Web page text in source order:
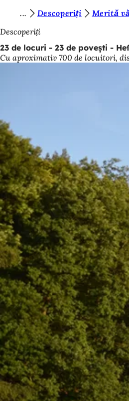
Salt la conținut
u
n
t
a
i
c
i
:
Descoperiți Merită
Descoperiți
23 de locuri - 23 de povești -
Cu aproximativ 700 de locuitori,